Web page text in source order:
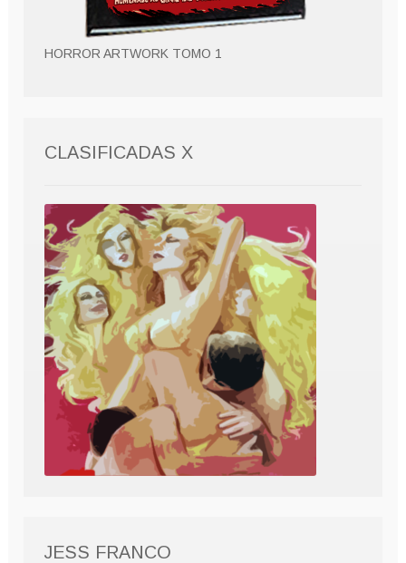
HORROR ARTWORK TOMO 1
CLASIFICADAS X
JESS FRANCO